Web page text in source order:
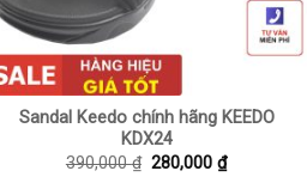
+
Sandal Keedo chính hãng KEEDO
KDX24
390,000₫ Giá
280,000₫Giá